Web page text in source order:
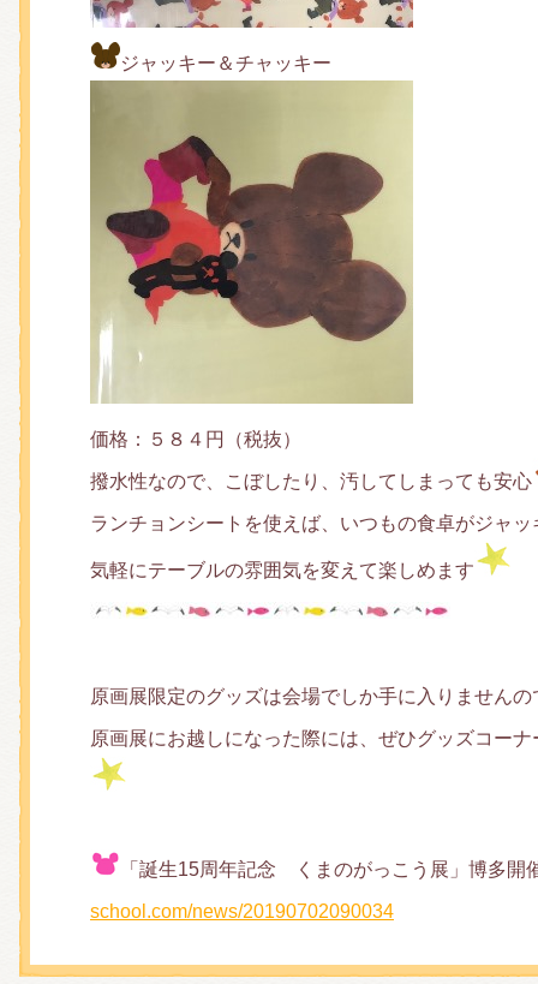
ジャッキー＆チャッキー
価格：５８４円（税抜）
撥水性なので、こぼしたり、汚してしまっても安心
ランチョンシートを使えば、いつもの食卓がジャ
気軽にテーブルの雰囲気を変えて楽しめます
原画展限定のグッズは会場でしか手に入りませんの
原画展にお越しになった際には、ぜひグッズコー
「誕生15周年記念 くまのがっこう展」博多開
school.com/news/20190702090034